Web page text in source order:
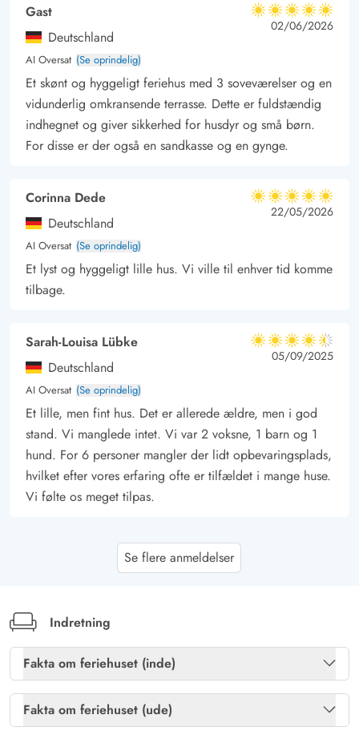
Gast
Deutschland
AI Oversat (Se oprindelig)
5 ud af 5
5 ud af 5
5 out of 5
02/06/2026
Et skønt og hyggeligt feriehus med 3 soveværelser og en
vidunderlig omkransende terrasse. Dette er fuldstændig
indhegnet og giver sikkerhed for husdyr og små børn.
For disse er der også en sandkasse og en gynge.
Corinna Dede
Deutschland
AI Oversat (Se oprindelig)
5 ud af 5
5 ud af 5
5 out of 5
22/05/2026
Et lyst og hyggeligt lille hus. Vi ville til enhver tid komme
tilbage.
Sarah-Louisa Lübke
Deutschland
AI Oversat (Se oprindelig)
4.5 ud af 5
4.5 ud af 5
4.5 out of 5
05/09/2025
Et lille, men fint hus. Det er allerede ældre, men i god
stand. Vi manglede intet. Vi var 2 voksne, 1 barn og 1
hund. For 6 personer mangler der lidt opbevaringsplads,
hvilket efter vores erfaring ofte er tilfældet i mange huse.
Vi følte os meget tilpas.
Et meget smukt feriehus. Der er alt, hvad man behøver,
6 personer.
Kim-Nathalie Denczek
5 ud af 5
5 out of 512/07/2025
Se flere anmeldelser
Indretning
Fakta om feriehuset (inde)
Brændeovn
Ja
Fakta om feriehuset (ude)